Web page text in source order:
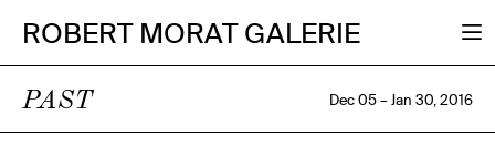
ROBERT MORAT GALERIE
PAST Dec 05 – Jan 30, 2016